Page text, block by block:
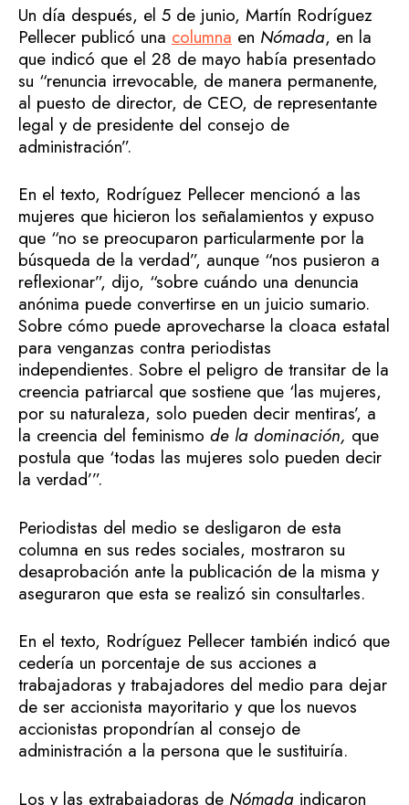
Un día después, el 5 de junio, Martín Rodríguez
Pellecer publicó una columna en Nómada, en la
que indicó que el 28 de mayo había presentado
su “renuncia irrevocable, de manera permanente,
al puesto de director, de CEO, de representante
legal y de presidente del consejo de
administración”.
En el texto, Rodríguez Pellecer mencionó a las
mujeres que hicieron los señalamientos y expuso
que “no se preocuparon particularmente por la
búsqueda de la verdad”, aunque “nos pusieron a
reflexionar”, dijo, “sobre cuándo una denuncia
anónima puede convertirse en un juicio sumario.
Sobre cómo puede aprovecharse la cloaca estatal
para venganzas contra periodistas
independientes. Sobre el peligro de transitar de la
creencia patriarcal que sostiene que ‘las mujeres,
por su naturaleza, solo pueden decir mentiras’, a
la creencia del feminismo de la dominación, que
postula que ‘todas las mujeres solo pueden decir
la verdad’”.
Periodistas del medio se desligaron de esta
columna en sus redes sociales, mostraron su
desaprobación ante la publicación de la misma y
aseguraron que esta se realizó sin consultarles.
En el texto, Rodríguez Pellecer también indicó que
cedería un porcentaje de sus acciones a
trabajadoras y trabajadores del medio para dejar
de ser accionista mayoritario y que los nuevos
accionistas propondrían al consejo de
administración a la persona que le sustituiría.
Los y las extrabajadoras de Nómada indicaron